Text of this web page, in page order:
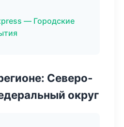
— Городские
Северо-
округ